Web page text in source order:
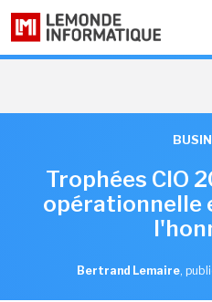
Trophées CIO
opérationnelle
Bertrand Lemaire,